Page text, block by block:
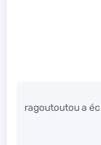
ragoutoutou a